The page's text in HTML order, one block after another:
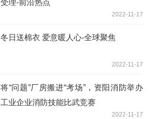
受理-前沿热点
2022-11-17
冬日送棉衣 爱意暖人心-全球聚焦
2022-11-17
将“问题”厂房搬进“考场”，资阳消防举办
工业企业消防技能比武竞赛
2022-11-17